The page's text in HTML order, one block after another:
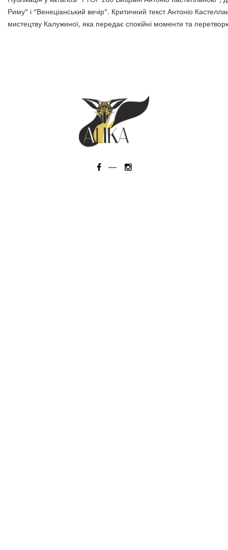
Риму” і “Венеціанський вечір”. Критичний текст Антоніо
мистецтву Калужиної, яка передає спокійні моменти та